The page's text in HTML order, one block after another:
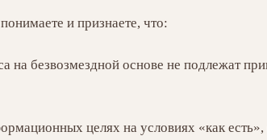
и признаете, что:
безвозмездной основе не подлежат
целях на условиях «как